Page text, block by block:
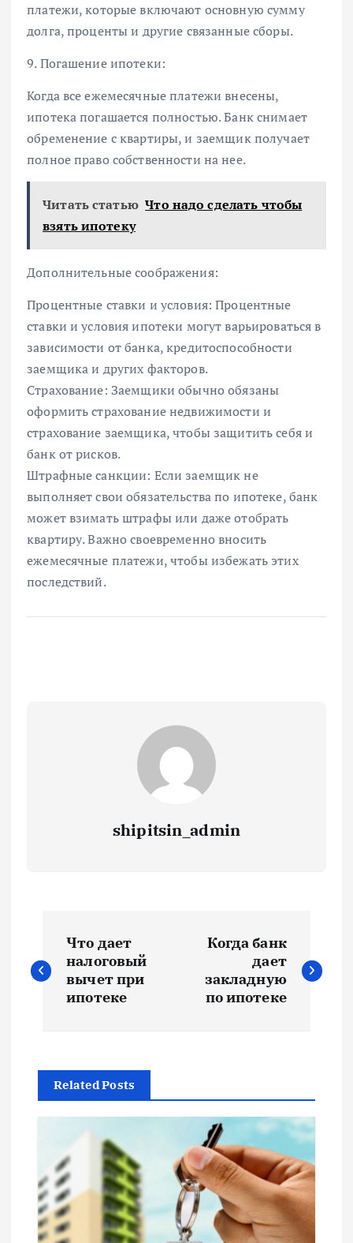
платежи, которые включают основную сумму
долга, проценты и другие связанные сборы.
9. Погашение ипотеки:
Когда все ежемесячные платежи внесены,
ипотека погашается полностью. Банк снимает
обременение с квартиры, и заемщик получает
полное право собственности на нее.
Читать статью Что надо сделать чтобы
взять ипотеку
Дополнительные соображения:
Процентные ставки и условия: Процентные
ставки и условия ипотеки могут варьироваться в
зависимости от банка, кредитоспособности
заемщика и других факторов.
Страхование: Заемщики обычно обязаны
оформить страхование недвижимости и
страхование заемщика, чтобы защитить себя и
банк от рисков.
Штрафные санкции: Если заемщик не
выполняет свои обязательства по ипотеке, банк
может взимать штрафы или даже отобрать
квартиру. Важно своевременно вносить
ежемесячные платежи, чтобы избежать этих
последствий.
shipitsin_admin
а
г
а
и
Что дает
налоговый
вычет при
ипотеке
Когда банк
дает
закладную
по ипотеке
Related Posts